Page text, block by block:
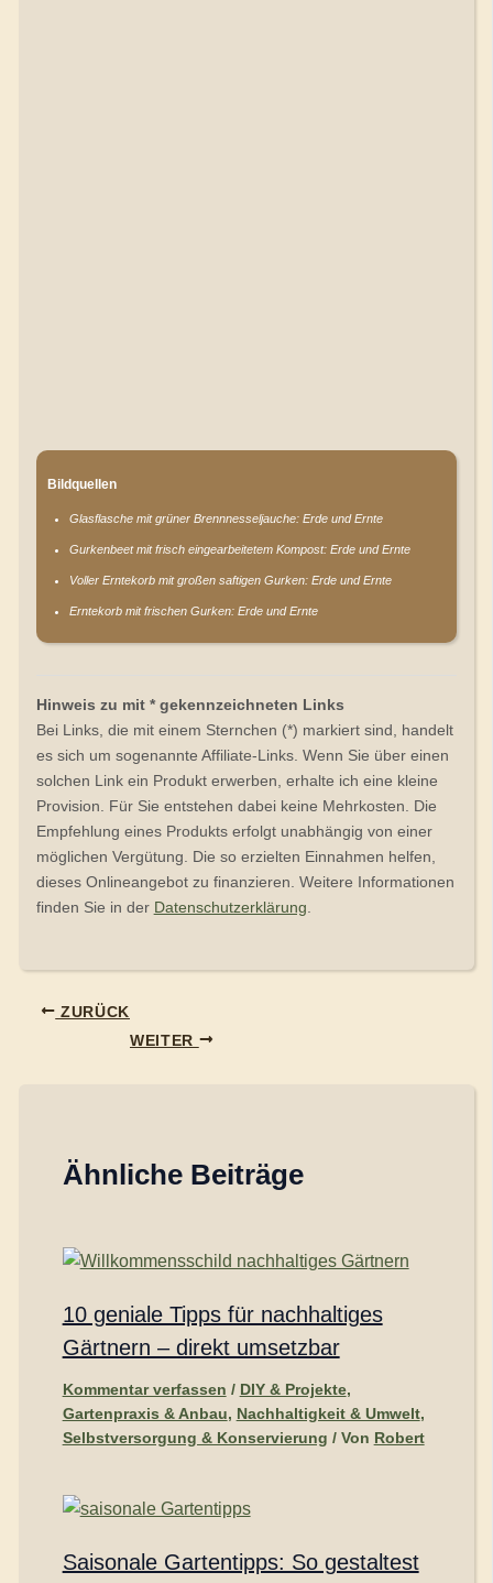
Bildquellen
Glasflasche mit grüner Brennnesseljauche: Erde und Ernte
Gurkenbeet mit frisch eingearbeitetem Kompost: Erde und Ernte
Voller Erntekorb mit großen saftigen Gurken: Erde und Ernte
Erntekorb mit frischen Gurken: Erde und Ernte
Hinweis zu mit * gekennzeichneten Links
Bei Links, die mit einem Sternchen (*) markiert sind, handelt
es sich um sogenannte Affiliate-Links. Wenn Sie über einen
solchen Link ein Produkt erwerben, erhalte ich eine kleine
Provision. Für Sie entstehen dabei keine Mehrkosten. Die
Empfehlung eines Produkts erfolgt unabhängig von einer
möglichen Vergütung. Die so erzielten Einnahmen helfen,
dieses Onlineangebot zu finanzieren. Weitere Informationen
finden Sie in der Datenschutzerklärung
ZURÜCK
WEITER
Ähnliche Beiträge
10 geniale Tipps für nachhaltiges
Gärtnern – direkt umsetzbar
Kommentar verfassen / DIY & Projekte,
Gartenpraxis & Anbau, Nachhaltigkeit & Umwelt,
Selbstversorgung & Konservierung / Von Robert
Saisonale Gartentipps: So gestaltest